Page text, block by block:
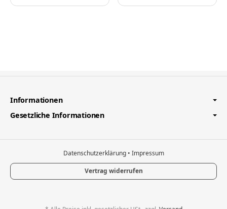
Informationen
Gesetzliche Informationen
Datenschutzerklärung • Impressum
Vertrag widerrufen